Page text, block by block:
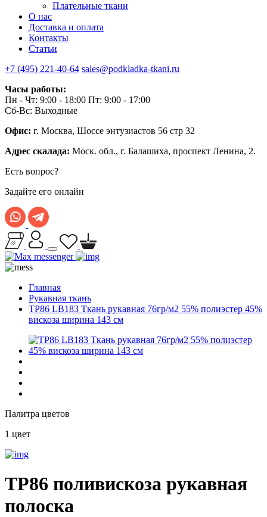
Плательные ткани
О нас
Доставка и оплата
Контакты
Статьи
+7 (495) 221-40-64 sales@podkladka-tkani.ru
Часы работы:
Пн - Чт: 9:00 - 18:00 Пт: 9:00 - 17:00
Сб-Вс: Выходные
Офис: г. Москва, Шоссе энтузиастов 56 стр 32
Адрес скалада: Моск. обл., г. Балашиха, проспект Ленина, 2.
Есть вопрос?
Задайте его онлайн
Главная
Рукавная ткань
TP86 LB183 Ткань рукавная 76гр/м2 55% полиэстер 45%
вискоза ширина 143 см
Палитра цветов
1 цвет
TP86 поливискоза рукавная
полоска